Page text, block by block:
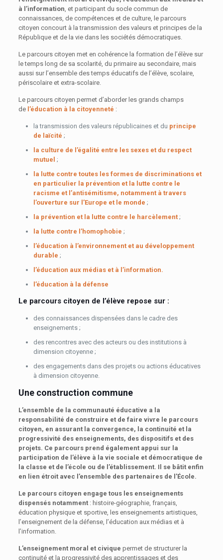
à l’information , et participant du socle commun de
connaissances, de compétences et de culture, le parcours
citoyen concourt à la transmission des valeurs et principes de la
République et de la vie dans les sociétés démocratiques.
Le parcours citoyen met en cohérence la formation de l’élève sur
le temps long de sa scolarité, du primaire au secondaire, mais
aussi sur l’ensemble des temps éducatifs de l’élève, scolaire,
périscolaire et extra-scolaire.
Le parcours citoyen permet d’aborder les grands champs
de l’éducation à la citoyenneté :
la transmission des valeurs républicaines et du principe
de laïcité ;
la culture de l’égalité entre les sexes et du respect
mutuel ;
la lutte contre toutes les formes de discriminations et
en particulier la prévention et la lutte contre le
racisme et l’antisémitisme, notamment à travers
l’ouverture sur l’Europe et le monde ;
la prévention et la lutte contre le harcèlement;
la lutte contre l’homophobie ;
l’éducation à l’environnement et au développement
durable ;
l’éducation aux médias et à l’information.
l’éducation à la défense
Le parcours citoyen de l’élève repose sur :
des connaissances dispensées dans le cadre des
enseignements ;
des rencontres avec des acteurs ou des institutions à
dimension citoyenne ;
des engagements dans des projets ou actions éducatives
à dimension citoyenne.
Une construction commune
L’ensemble de la communauté éducative a la
responsabilité de construire et de faire vivre le parcours
citoyen, en assurant la convergence, la continuité et la
progressivité des enseignements, des dispositifs et des
projets. Ce parcours prend également appui sur la
participation de l’élève à la vie sociale et démocratique de
la classe et de l’école ou de l’établissement. Il se bâtit enfin
en lien étroit avec l’ensemble des partenaires de l’École.
Le parcours citoyen engage tous les enseignements
dispensés notamment: histoire-géographie, français,
éducation physique et sportive, les enseignements artistiques,
l’enseignement de la défense, l’éducation aux médias et à
l’information.
L’enseignement moral et civique permet de structurer la
continuité et la progressivité des apprentissages et des